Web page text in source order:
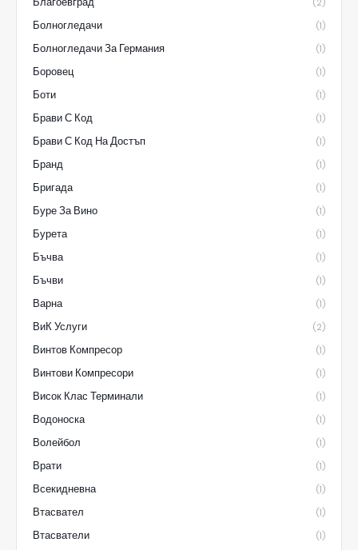
Болногледачи (1)
Болногледачи За Германия (1)
Боровец (1)
Боти (1)
Брави С Код (1)
Брави С Код На Достъп (1)
Бранд (1)
Бригада (1)
Буре За Вино (1)
Бурета (1)
Бъчва (1)
Бъчви (1)
Варна (1)
ВиК Услуги (2)
Винтов Компресор (1)
Винтови Компресори (1)
Висок Клас Терминали (1)
Водоноска (1)
Волейбол (1)
Врати (1)
Всекидневна (1)
Втасвател (1)
Втасватели (1)